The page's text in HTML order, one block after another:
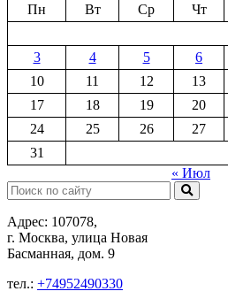
Пн
Вт Ср Чт
3
4 5 6
10
11 12 13
17
18 19 20
24
25 26 27
31
« Июл
Поиск:
Адрес: 107078,
г. Москва, улица Новая
Басманная, дом. 9
тел.: +74952490330